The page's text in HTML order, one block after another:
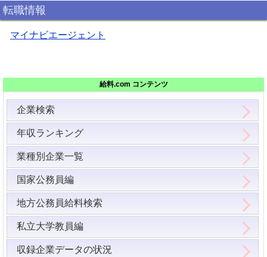
転職情報
マイナビエージェント
給料.com コンテンツ
企業検索
年収ランキング
業種別企業一覧
国家公務員編
地方公務員給料検索
私立大学教員編
収録企業データの状況